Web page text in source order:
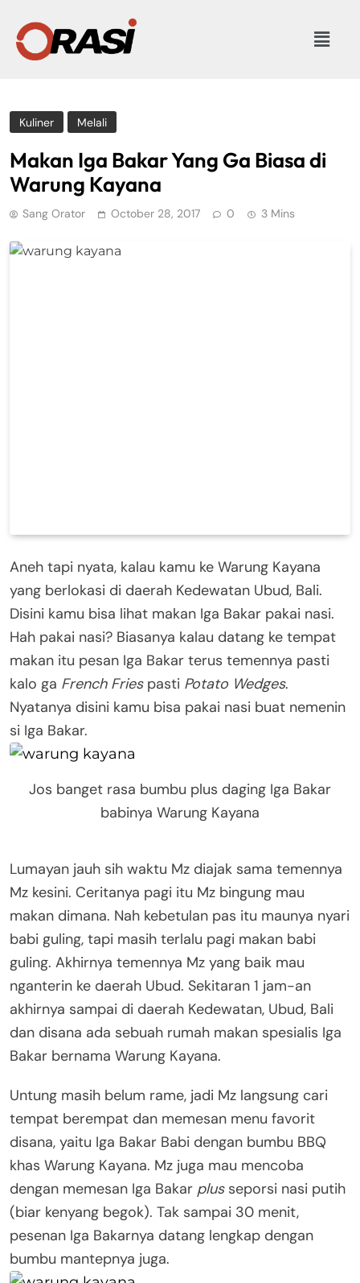
Kuliner Melali
Makan Iga Bakar Yang Ga Biasa di
Warung Kayana
Sang Orator October 28, 2017 0 3 Mins
Aneh tapi nyata, kalau kamu ke Warung Kayana
yang berlokasi di daerah Kedewatan Ubud, Bali.
Disini kamu bisa lihat makan Iga Bakar pakai nasi.
Hah pakai nasi? Biasanya kalau datang ke tempat
makan itu pesan Iga Bakar terus temennya pasti
kalo ga French Friespasti Potato Wedges.
Nyatanya disini kamu bisa pakai nasi buat nemenin
si Iga Bakar.
Jos banget rasa bumbu plus daging Iga Bakar
babinya Warung Kayana
Lumayan jauh sih waktu Mz diajak sama temennya
Mz kesini. Ceritanya pagi itu Mz bingung mau
makan dimana. Nah kebetulan pas itu maunya nyari
babi guling, tapi masih terlalu pagi makan babi
guling. Akhirnya temennya Mz yang baik mau
nganterin ke daerah Ubud. Sekitaran 1 jam-an
akhirnya sampai di daerah Kedewatan, Ubud, Bali
dan disana ada sebuah rumah makan spesialis Iga
Bakar bernama Warung Kayana.
Untung masih belum rame, jadi Mz langsung cari
tempat berempat dan memesan menu favorit
disana, yaitu Iga Bakar Babi dengan bumbu BBQ
khas Warung Kayana. Mz juga mau mencoba
dengan memesan Iga Bakar plusseporsi nasi putih
(biar kenyang begok). Tak sampai 30 menit,
pesenan Iga Bakarnya datang lengkap dengan
bumbu mantepnya juga.